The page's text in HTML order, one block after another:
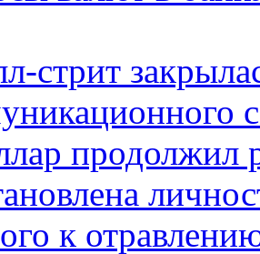
стрит
продолжил
к